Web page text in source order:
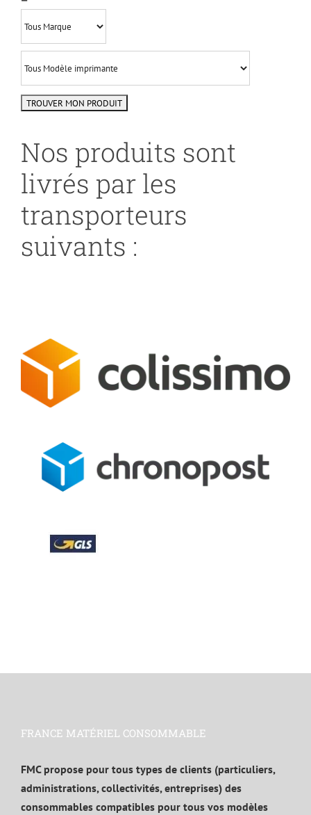
Nos produits sont
livrés par les
transporteurs
suivants :
FRANCE MATÉRIEL CONSOMMABLE
FMC propose pour tous types de clients (particuliers,
administrations, collectivités, entreprises) des
consommables compatibles pour tous vos modèles